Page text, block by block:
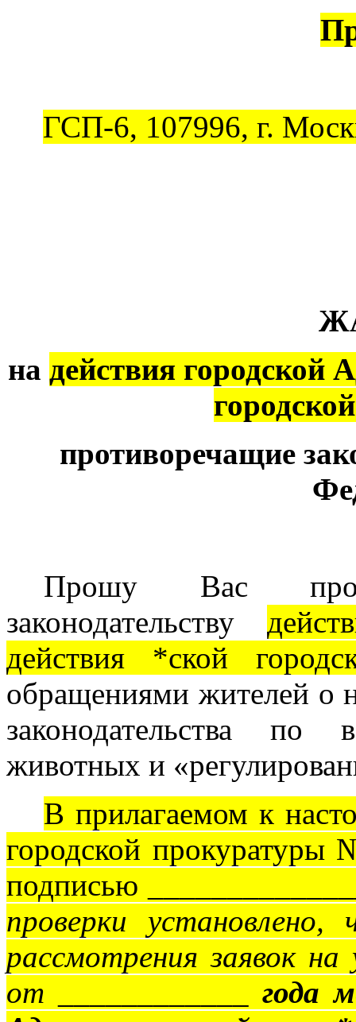
ГСП-6, 107996, г.
на действия городской
противоречащие
Прошу Вас
законодательству
действия *ской
обращениями жителей о
законодательства по
животных и
В прилагаемом к
городской прокуратуры
подписью
проверки
рассмотрения заявок
от ____________года